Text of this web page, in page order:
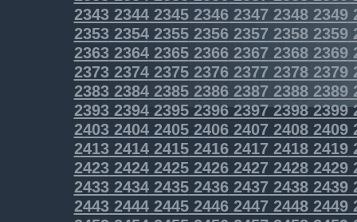
23432344234523462347 23482349
23532354235523562357 23582359
23632364236523662367 23682369
23732374237523762377 23782379
23832384238523862387 23882389
2393239423952396239723982399
2403240424052406240724082409
2413241424152416241724182419
2423242424252426242724282429
2433243424352436243724382439
2443244424452446244724482449